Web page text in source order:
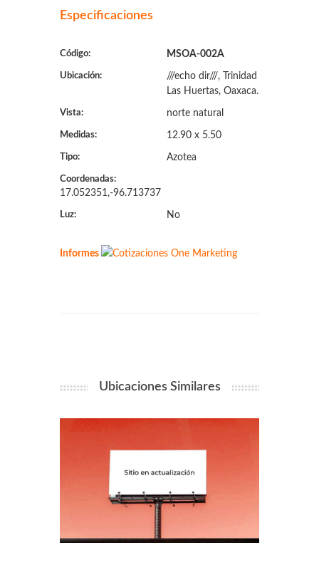
Especificaciones
Código: MSOA-002A
Ubicación:
///echo dir///, Trinidad
Las Huertas, Oaxaca.
Vista: norte natural
Medidas: 12.90 x 5.50
Tipo: Azotea
Coordenadas:
17.052351,-96.713737
Luz: No
Informes
Ubicaciones Similares